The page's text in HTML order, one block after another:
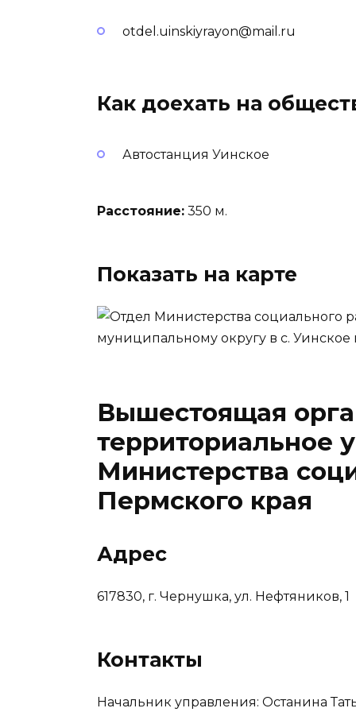
otdel.uinskiyrayon@mail.ru
Как доехать на
Автостанция Уинское
Расстояние: 350 м.
Показать на карте
Вышестоящая
территориальное
Министерства
Пермского края
Адрес
617830, г. Чернушка, ул. Нефтяников, 1
Контакты
Начальник управления: Останина